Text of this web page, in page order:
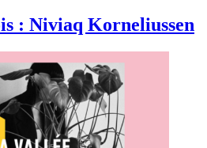
: Niviaq Korneliussen